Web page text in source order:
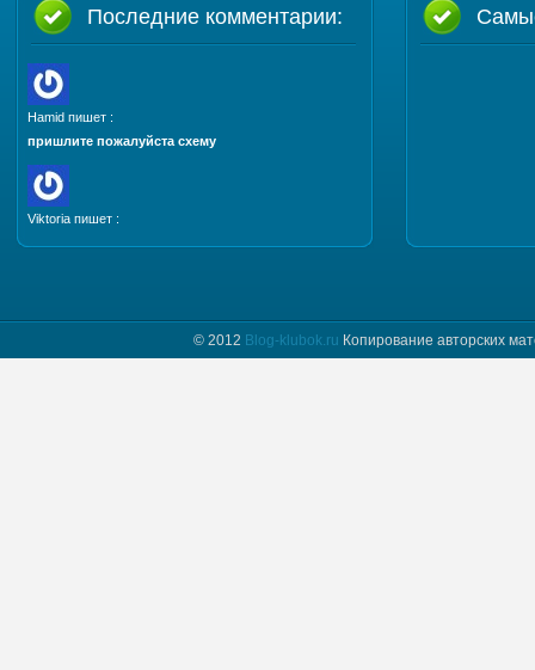
Последние комментарии:
Hamid пишет :
пришлите пожалуйста схему
Viktoria пишет :
Добрый день. Пришлите, пожалуйста мастер класс
© 2012 Blog-klubok.ru Копирование авторских